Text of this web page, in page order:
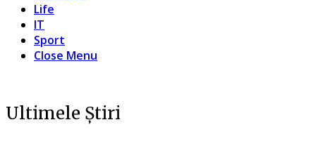
Life
IT
Sport
Close Menu
Ultimele Știri